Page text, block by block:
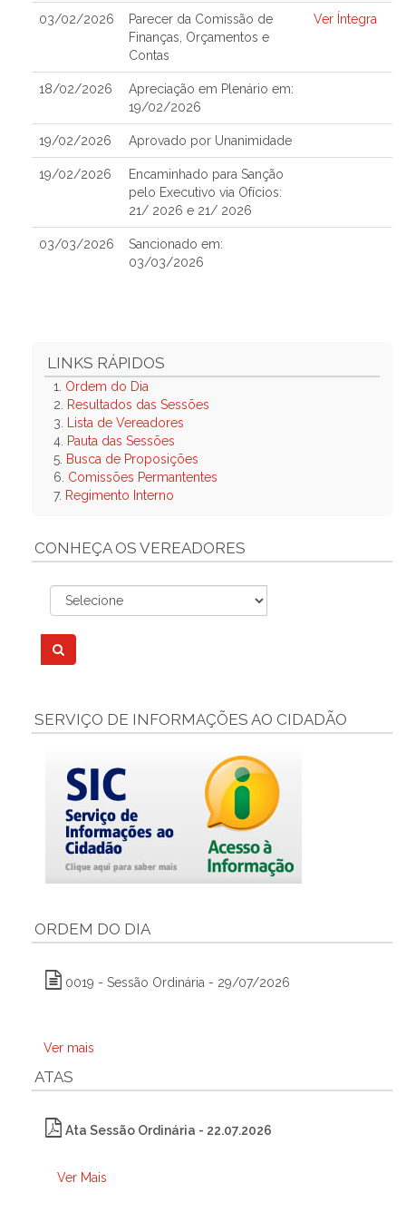
03/02/2026
Parecer da Comissão de
Finanças, Orçamentos e
Contas
Ver Íntegra
18/02/2026
Apreciação em Plenário em:
19/02/2026
19/02/2026 Aprovado por Unanimidade
19/02/2026
Encaminhado para Sanção
pelo Executivo via Ofícios:
21/ 2026 e 21/ 2026
03/03/2026
Sancionado em:
03/03/2026
LINKS RÁPIDOS
1. Ordem do Dia
2.
Resultados das Sessões
3.
Lista de Vereadores
4. Pauta das Sessões
5. Busca de Proposições
6. Comissões Permantentes
7. Regimento Interno
CONHEÇA OS VEREADORES
SERVIÇO DE INFORMAÇÕES AO CIDADÃO
ORDEM DO DIA
0019 - Sessão Ordinária - 29/07/2026
Ver mais
ATAS
Ata Sessão Ordinária - 22.07.2026
Ver Mais